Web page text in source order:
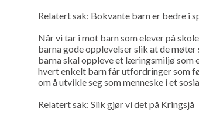
Relatert sak: Bokvante barn er bedre i
Når vi tar i mot barn som elever på
barna gode opplevelser slik at de
barna skal oppleve et læringsmiljø
hvert enkelt barn får utfordringer som
om å utvikle seg som menneske i et
Relatert sak: Slik gjør vi det på Kringsjå